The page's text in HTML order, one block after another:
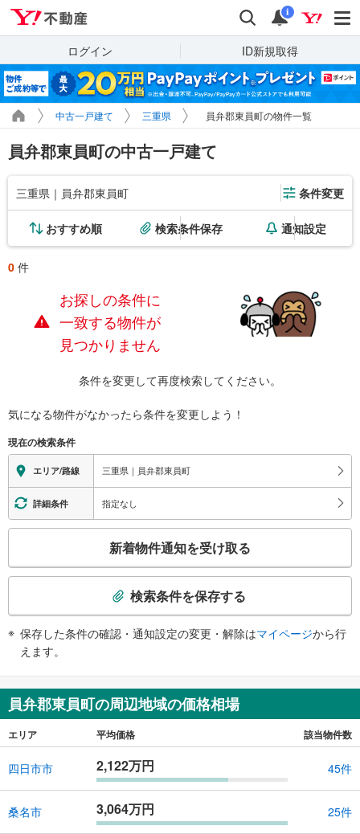
検索 通知
i
ログイン ID新規取得
中古一戸建て 三重県 員弁郡東員町の物件一覧
員弁郡東員町の中古一戸建て
三重県｜員弁郡東員町 条件変更
おすすめ順 検索条件保存 通知設定
0 件
お探しの条件に
一致する物件が
見つかりません
条件を変更して再度検索してください。
気になる物件がなかったら条件を変更しよう！
現在の検索条件
エリア/路線 三重県｜員弁郡東員町
詳細条件 指定なし
検
を
受
け
取
る
件
新着物件通知を受け取る
検索条件を保存する
保存した条件の確認・通知設定の変更・解除はマイページから行
えます。
員弁郡東員町の周辺地域の価格相場
エリア 平均価格 該当物件数
四日市市 2,122万円 45件
桑名市 3,064万円 25件